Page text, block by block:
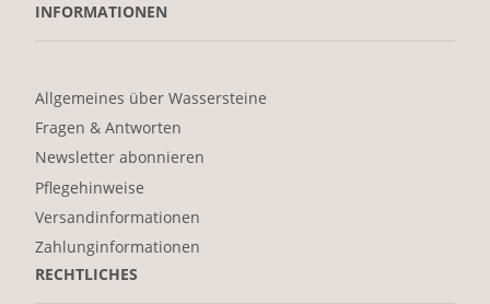
INFORMATIONEN
Allgemeines über Wassersteine
Fragen & Antworten
Newsletter abonnieren
Pflegehinweise
Versandinformationen
Zahlunginformationen
RECHTLICHES